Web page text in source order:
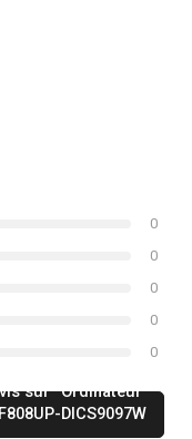
0
0
0
0
0
sur “Ordinateur
DICS9097W